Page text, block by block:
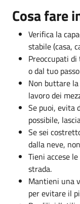
Cosa fare
Verifica la
stabile (casa,
Preoccupati
o dal tuo
Non buttare
lavoro dei
Se puoi, evita
possibile,
Se sei
dalla neve,
Tieni accese
strada.
Mantieni una
per evitare il